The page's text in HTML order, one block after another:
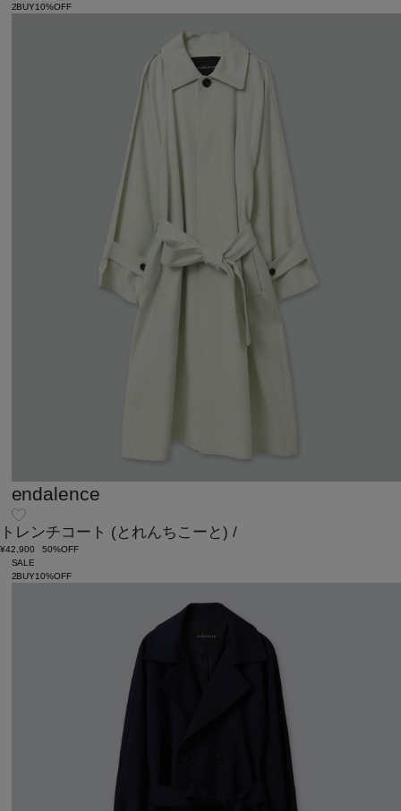
2BUY10%OFF
endalence
トレンチコート (とれんちこーと) /
¥42,900
50%OFF
SALE
2BUY10%OFF